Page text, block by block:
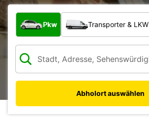
Welche Art von Fahrzeug?
Pkw Transporter & LKW
Abholort auswählen